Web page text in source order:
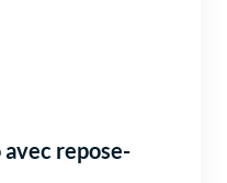
repose-